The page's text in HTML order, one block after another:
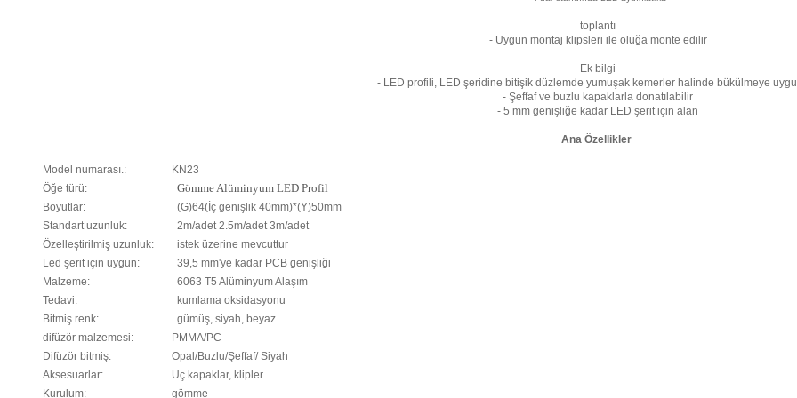
toplantı
- Uygun montaj klipsleri ile oluğa monte edilir
Ek bilgi
- LED profili, LED şeridine bitişik düzlemde yumuşak kemerler halinde bükülmeye
- Şeffaf ve buzlu kapaklarla donatılabilir
- 5 mm genişliğe kadar LED şerit için alan
Ana Özellikler
Model numarası.:
KN23
Öğe türü:
Gömme Alüminyum LED Profil
Boyutlar:
(G)64(İç genişlik 40mm)*(Y)50mm
Standart uzunluk:
2m/adet 2.5m/adet 3m/adet
Özelleştirilmiş uzunluk:
istek üzerine mevcuttur
Led şerit için uygun:
39,5 mm'ye kadar PCB genişliği
Malzeme:
6063 T5 Alüminyum Alaşım
Tedavi:
kumlama oksidasyonu
Bitmiş renk:
gümüş, siyah, beyaz
difüzör malzemesi:
PMMA/PC
Difüzör bitmiş:
Opal/Buzlu/Şeffaf/ Siyah
Aksesuarlar:
Uç kapaklar, klipler
Kurulum:
gömme